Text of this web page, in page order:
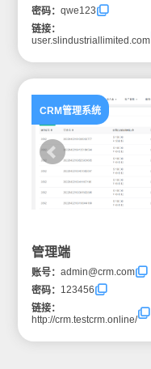
密码：qwe123
链接：
user.slindustriallimited.com
CRM管理系统
管理端
账号：admin@crm.com
密码： 123456
链接：
http://crm.testcrm.online/